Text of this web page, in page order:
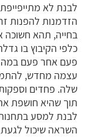
לבנת לא
הזדמנות להפנות
בחייה, תהא חשוכה
כלפי הקיבוץ בו
פעם אחר פעם
עצמה מחדש,
שלה. פחדים
תוך שהיא חושפת
לבנת למסע בתחנות
השראה שיכול